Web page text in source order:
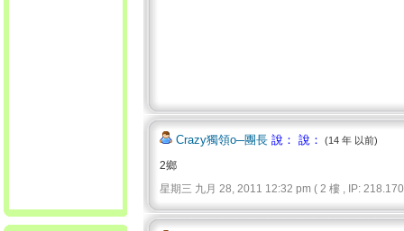
Crazy獨領o─團長 說： 說： (14 年 以前)
2鄉
星期三 九月 28, 2011 12:32 pm ( 2 樓 , IP: